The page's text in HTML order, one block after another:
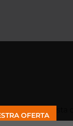
OFERTA